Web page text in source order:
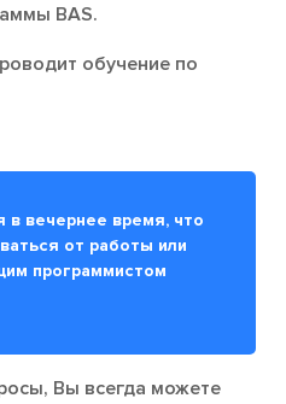
BAS.
обучение по
в вечернее время, что
от работы или
программистом
Вы всегда можете